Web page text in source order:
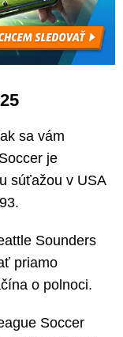
sa vám
je
súťažou v USA
Sounders
priamo
o polnoci.
Soccer